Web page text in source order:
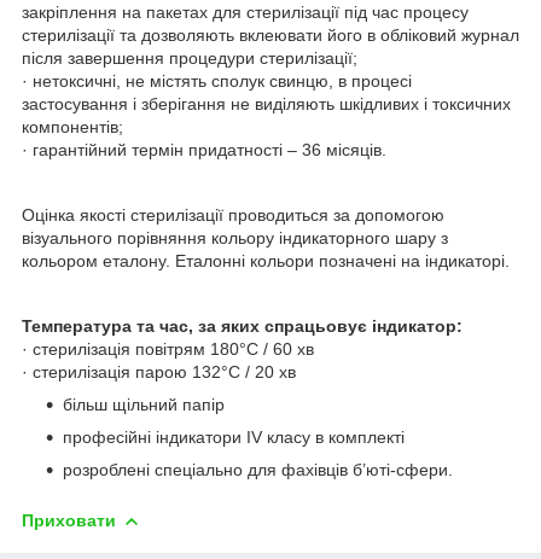
закріплення на пакетах для стерилізації під час процесу
стерилізації та дозволяють вклеювати його в обліковий журнал
після завершення процедури стерилізації;
· нетоксичні, не містять сполук свинцю, в процесі
застосування і зберігання не виділяють шкідливих і токсичних
компонентів;
· гарантійний термін придатності – 36 місяців.
Оцінка якості стерилізації проводиться за допомогою
візуального порівняння кольору індикаторного шару з
кольором еталону. Еталонні кольори позначені на індикаторі.
Температура та час, за яких спрацьовує індикатор:
· стерилізація повітрям 180°С / 60 хв
· стерилізація парою 132°С / 20 хв
більш щільний папір
професійні індикатори IV класу в комплекті
розроблені спеціально для фахівців б’юті-сфери.
Приховати